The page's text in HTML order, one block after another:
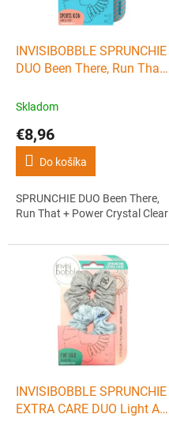
INVISIBOBBLE SPRUNCHIE
DUO Been There, Run That
Skladom
€8,96
Do košíka
SPRUNCHIE DUO Been There,
Run That + Power Crystal Clear
INVISIBOBBLE SPRUNCHIE
EXTRA CARE DUO Light As